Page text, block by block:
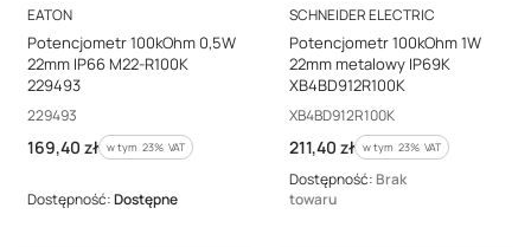
PRODUCENT
EATON
Potencjometr 100kOhm 0,5W
22mm IP66 M22-R100K
229493
Kod producenta
229493
Cena brutto
169,40 zł w tym %s VAT
w tym 23% VAT
Dostępność:Dostępne
PRODUCENT
SCHNEIDER ELECTRIC
Potencjometr 100kOhm 1W
22mm metalowy IP69K
XB4BD912R100K
Kod producenta
XB4BD912R100K
Cena brutto
211,40 zł w tym %s VAT
w tym 23% VAT
Dostępność: Brak
towaru